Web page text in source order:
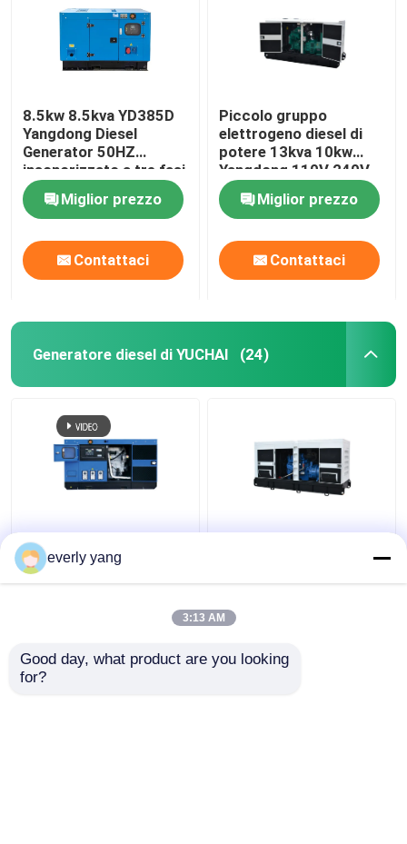
8.5kw 8.5kva YD385D
Yangdong Diesel
Generator 50HZ
insonorizzato a tre fasi
Miglior prezzo
Contattaci
Piccolo gruppo
elettrogeno diesel di
potere 13kva 10kw
Yangdong 110V 240V
Miglior prezzo
Contattaci
Generatore diesel di YUCHAI (24)
Gruppo elettrogeno
diesel industriale di
75kva 60kw Yuchai con
Tipo aperto silenzioso
everly yang
3:13 AM
Good day, what product are you looking
for?